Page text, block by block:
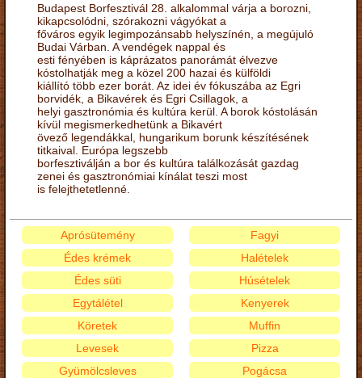
Budapest Borfesztivál 28. alkalommal várja a borozni,
kikapcsolódni, szórakozni vágyókat a
főváros egyik legimpozánsabb helyszínén, a megújuló
Budai Várban. A vendégek nappal és
esti fényében is káprázatos panorámát élvezve
kóstolhatják meg a közel 200 hazai és külföldi
kiállító több ezer borát. Az idei év fókuszába az Egri
borvidék, a Bikavérek és Egri Csillagok, a
helyi gasztronómia és kultúra kerül. A borok kóstolásán
kívül megismerkedhetünk a Bikavért
övező legendákkal, hungarikum borunk készítésének
titkaival. Európa legszebb
borfesztiválján a bor és kultúra találkozását gazdag
zenei és gasztronómiai kínálat teszi most
is felejthetetlenné.
Aprósütemény
Édes krémek
Édes süti
Egytálétel
Fagyi
Halételek
Húsételek
Kenyerek
Köretek
Levesek
Gyümölcsleves
Muffin
Pizza
Pogácsa